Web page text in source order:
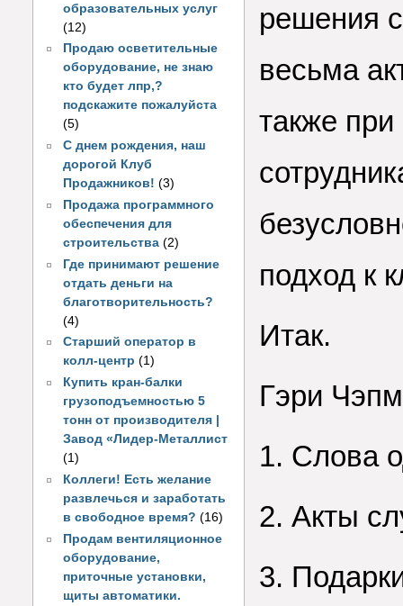
образовательных услуг
(12)
Продаю осветительные
оборудование, не знаю
кто будет лпр,?
подскажите пожалуйста
(5)
С днем рождения, наш
дорогой Клуб
Продажников! (3)
Продажа программного
обеспечения для
строительства (2)
Где принимают решение
отдать деньги на
благотворительность?
(4)
Старший оператор в
колл-центр (1)
Купить кран-балки
грузоподъемностью 5
тонн от производителя |
Завод «Лидер-Металлист
(1)
Коллеги! Есть желание
развлечься и заработать
в свободное время? (16)
Продам вентиляционное
оборудование,
приточные установки,
щиты автоматики.
решения
весьма
также
подход к
Итак.
Гэри
1. Слова
2. Акты
3.